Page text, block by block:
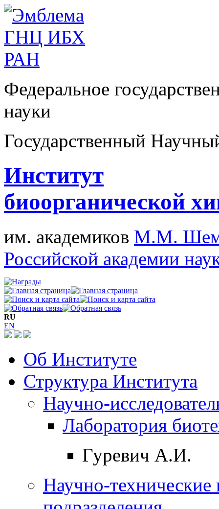
Федеральное
науки
Государственный
Институт
биоорганической
им. академиков М.М.
Российской академии
RU
EN
Об Институте
Структура Института
Научно-
Лаборатория
Гуревич А.И.
Научно-технические